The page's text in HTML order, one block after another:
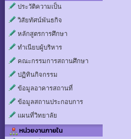
ประวัติความเป็น
วิสัยทัศน์พันธกิจ
หลักสูตรการศึกษา
ทำเนียบผู้บริหาร
คณะกรรมการสถานศึกษา
ปฏิทินกิจกรรม
ข้อมูลอาคารสถานที่
ข้อมูลสถานประกอบการ
แผนที่วิทยาลัย
หน่วยงานภายใน